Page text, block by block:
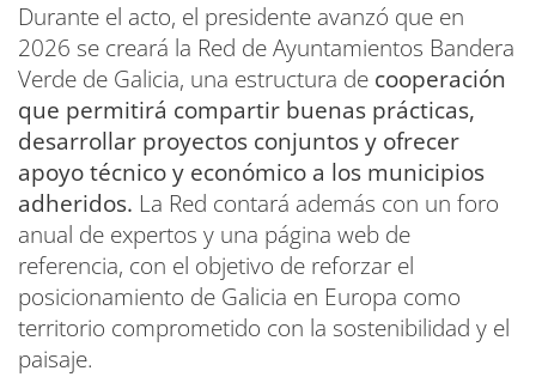
Durante el acto, el presidente avanzó que en
2026 se creará la Red de Ayuntamientos Bandera
Verde de Galicia, una estructura de cooperación
que permitirá compartir buenas prácticas,
desarrollar proyectos conjuntos y ofrecer
apoyo técnico y económico a los municipios
adheridos. La Red contará además con un foro
anual de expertos y una página web de
referencia, con el objetivo de reforzar el
posicionamiento de Galicia en Europa como
territorio comprometido con la sostenibilidad y el
paisaje.